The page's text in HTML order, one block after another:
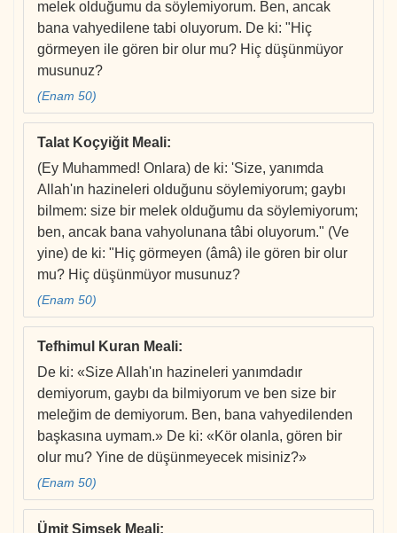
melek olduğumu da söylemiyorum. Ben, ancak
bana vahyedilene tabi oluyorum. De ki: "Hiç
görmeyen ile gören bir olur mu? Hiç düşünmüyor
musunuz?
(Enam 50)
Talat Koçyiğit Meali:
(Ey Muhammed! Onlara) de ki: 'Size, yanımda
Allah'ın hazineleri olduğunu söylemiyorum; gaybı
bilmem: size bir melek olduğumu da söylemiyorum;
ben, ancak bana vahyolunana tâbi oluyorum." (Ve
yine) de ki: "Hiç görmeyen (âmâ) ile gören bir olur
mu? Hiç düşünmüyor musunuz?
(Enam 50)
Tefhimul Kuran Meali:
De ki: «Size Allah'ın hazineleri yanımdadır
demiyorum, gaybı da bilmiyorum ve ben size bir
meleğim de demiyorum. Ben, bana vahyedilenden
başkasına uymam.» De ki: «Kör olanla, gören bir
olur mu? Yine de düşünmeyecek misiniz?»
(Enam 50)
Ümit Şimşek Meali: